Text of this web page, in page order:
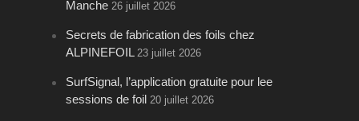
Manche 26 juillet 2026
Secrets de fabrication des foils chez
ALPINEFOIL 23 juillet 2026
SurfSignal, l’application gratuite pour lee
sessions de foil 20 juillet 2026